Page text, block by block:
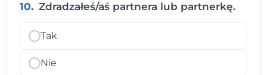
10. Zdradzałeś/aś partnera lub partnerkę.
Tak
Nie